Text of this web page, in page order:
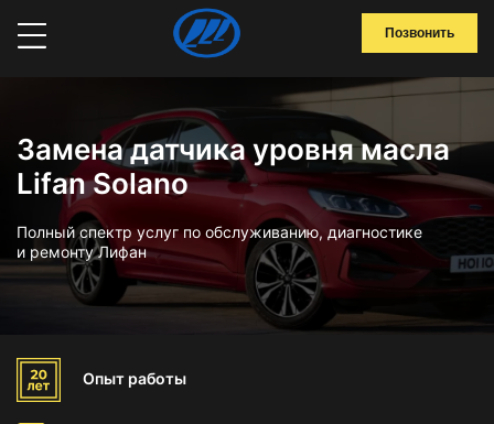
Позвонить
Замена датчика уровня масла
Lifan Solano
Полный спектр услуг по обслуживанию, диагностике
и ремонту Лифан
Опыт работы